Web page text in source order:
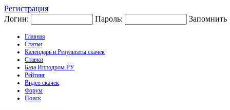
Регистрация
Логин:
Пароль: Запомнить
Главная
Статьи
Календарь и Результаты скачек
Ставки
База Ипподром.РУ
Рейтинг
Видео скачек
Форум
Поиск